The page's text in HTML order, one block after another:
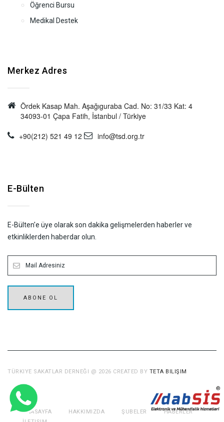
Öğrenci Bursu
Medikal Destek
Merkez Adres
Ördek Kasap Mah. Aşağıguraba Cad. No: 31/33 Kat: 4
34093-01 Çapa Fatih, İstanbul / Türkiye
+90(212) 521 49 12
info@tsd.org.tr
E-Bülten
E-Bülten'e üye olarak son dakika gelişmelerden haberler ve
etkinliklerden haberdar olun.
ABONE OL
TÜRKIYE SAKATLAR DERNEĞI @ 2026 CREATED BY TETA BILIŞIM
ANASAYFA HAKKIMIZDA ŞUBELER
HABERLER